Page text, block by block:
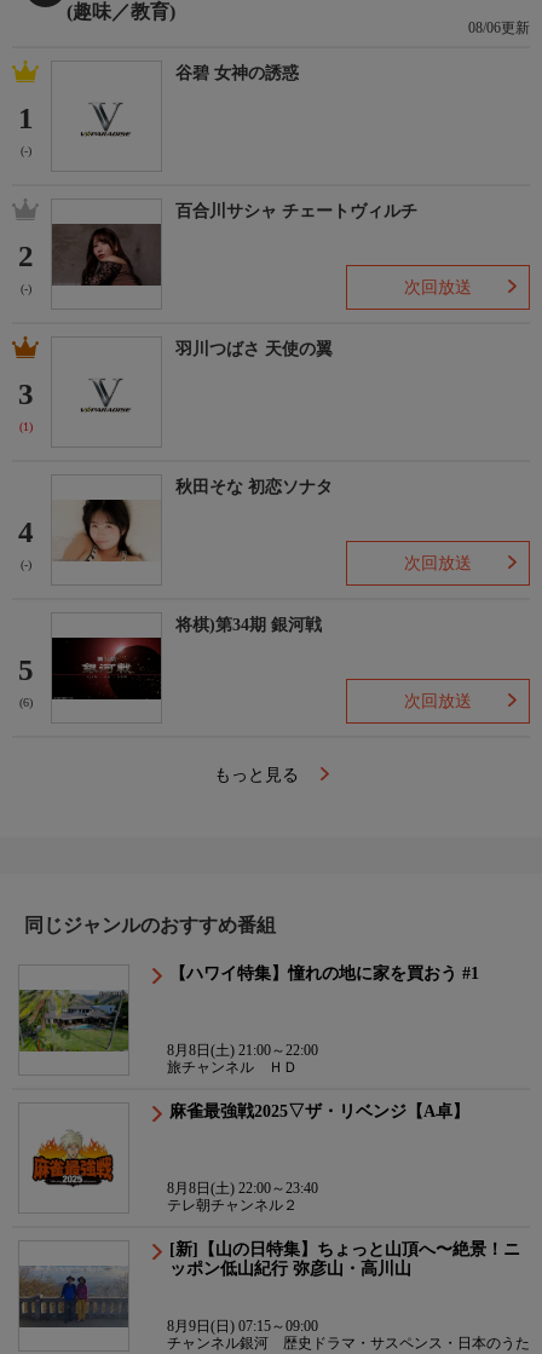
(趣味／教育)
08/06更新
1
(-)
谷碧 女神の誘惑
2
(-)
百合川サシャ チェートヴィルチ
次回放送
3
(1)
羽川つばさ 天使の翼
4
(-)
秋田そな 初恋ソナタ
次回放送
5
(6)
将棋)第34期 銀河戦
次回放送
もっと見る
同じジャンルのおすすめ番組
【ハワイ特集】憧れの地に家を買おう #1
8月8日(土) 21:00～22:00
旅チャンネル ＨＤ
麻雀最強戦2025▽ザ・リベンジ【A卓】
8月8日(土) 22:00～23:40
テレ朝チャンネル２
[新]【山の日特集】ちょっと山頂へ〜絶景！ニ
ッポン低山紀行 弥彦山・高川山
8月9日(日) 07:15～09:00
チャンネル銀河 歴史ドラマ・サスペンス・日本のうた